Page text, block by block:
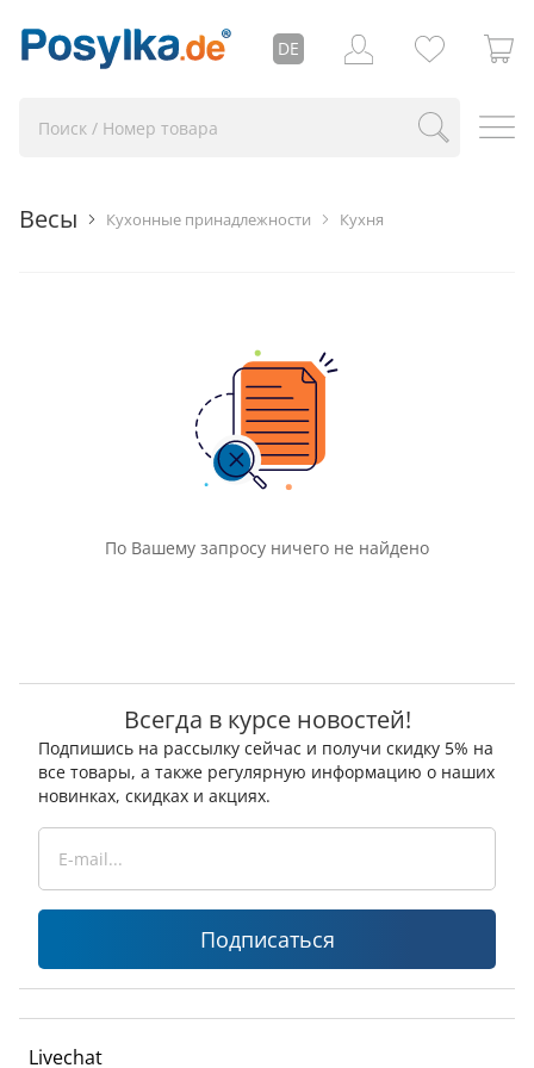
DE
Кухня
Кухонные принадлежности
Весы
По Вашему запросу ничего не найдено
Всегда в курсе новостей!
Подпишись на рассылку сейчас и получи скидку 5% на
все товары, а также регулярную информацию о наших
новинках, скидках и акциях.
Подписаться
Livechat